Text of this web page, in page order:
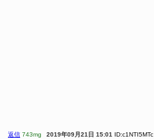
返信 743mg 2019年09月21日 15:01 ID:c1NTI5MTc